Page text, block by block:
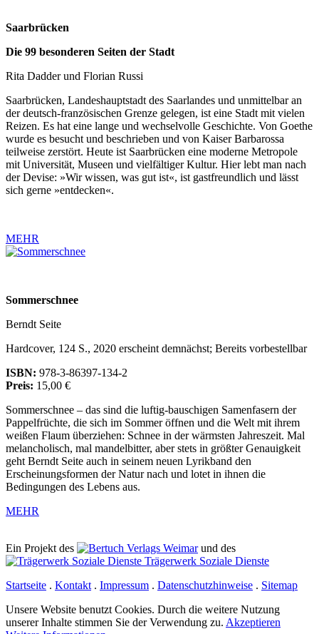
Saarbrücken
Die 99 besonderen Seiten der Stadt
Rita Dadder und Florian Russi
Saarbrücken, Landeshauptstadt des Saarlandes und unmittelbar an
der deutsch-französischen Grenze gelegen, ist eine Stadt mit vielen
Reizen. Es hat eine lange und wechselvolle Geschichte. Von Goethe
wurde es besucht und beschrieben und von Kaiser Barbarossa
teilweise zerstört. Heute ist Saarbrücken eine moderne Metropole
mit Universität, Museen und vielfältiger Kultur. Hier lebt man nach
der Devise: »Wir wissen, was gut ist«, ist gastfreundlich und lässt
sich gerne »entdecken«.
MEHR
Sommerschnee
Berndt Seite
Hardcover, 124 S., 2020 erscheint demnächst; Bereits vorbestellbar
ISBN: 978-3-86397-134-2
Preis: 15,00 €
Sommerschnee – das sind die luftig-bauschigen Samenfasern der
Pappelfrüchte, die sich im Sommer öffnen und die Welt mit ihrem
weißen Flaum überziehen: Schnee in der wärmsten Jahreszeit. Mal
melancholisch, mal mandelbitter, aber stets in größter Genauigkeit
geht Berndt Seite auch in seinem neuen Lyrikband den
Erscheinungsformen der Natur nach und lotet in ihnen die
Bedingungen des Lebens aus.
MEHR
Ein Projekt des Verlags Weimarund des
Trägerwerk Soziale Dienste
Startseite . Kontakt . Impressum . Datenschutzhinweise . Sitemap
Unsere Website benutzt Cookies. Durch die weitere Nutzung
unserer Inhalte stimmen Sie der Verwendung zu. Akzeptieren